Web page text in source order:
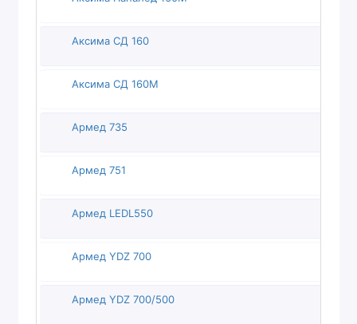
Аксима СД 160
Аксима СД 160М
Армед 735
Армед 751
Армед LEDL550
Армед YDZ 700
Армед YDZ 700/500